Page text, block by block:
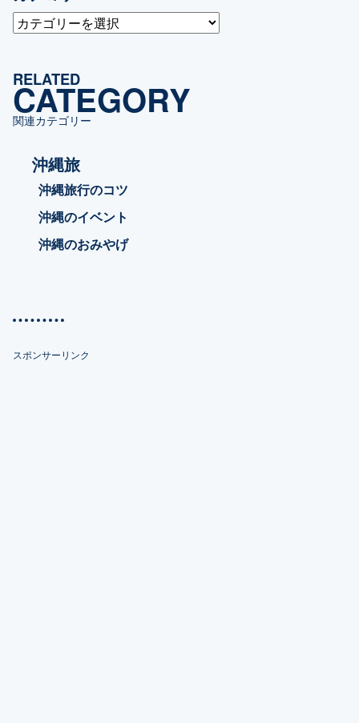
カ
テ
リ
ー
RELATED
CATEGORY
関連カテゴリー
沖縄旅
沖縄旅行のコツ
沖縄のイベント
沖縄のおみやげ
スポンサーリンク